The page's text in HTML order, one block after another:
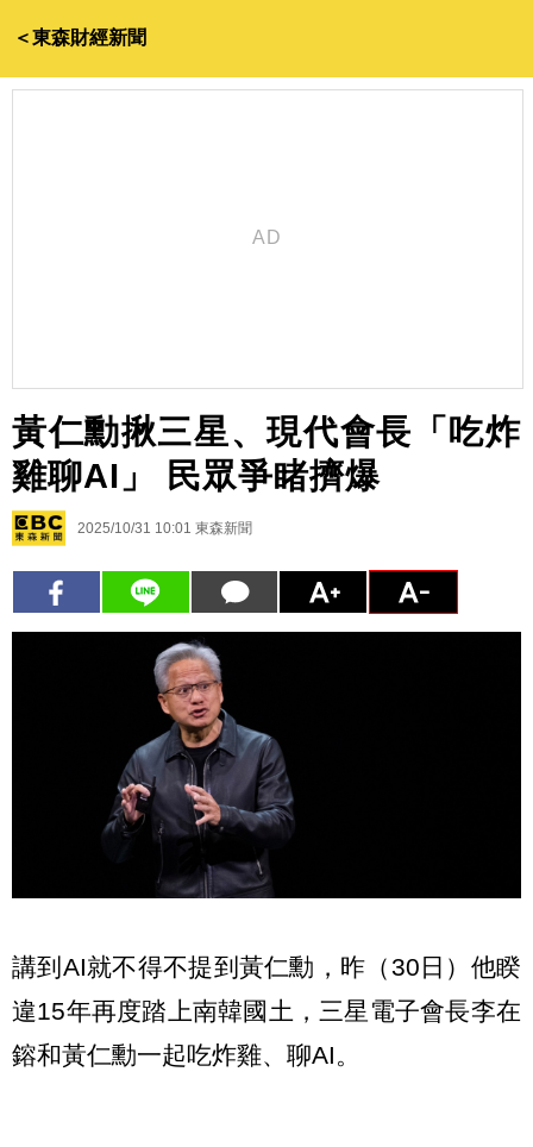
＜東森財經新聞
黃仁勳揪三星、現代會長「吃炸
雞聊AI」 民眾爭睹擠爆
2025/10/31 10:01 東森新聞
講到AI就不得不提到黃仁勳，昨（30日）他睽
違15年再度踏上南韓國土，三星電子會長李在
鎔和黃仁勳一起吃炸雞、聊AI。